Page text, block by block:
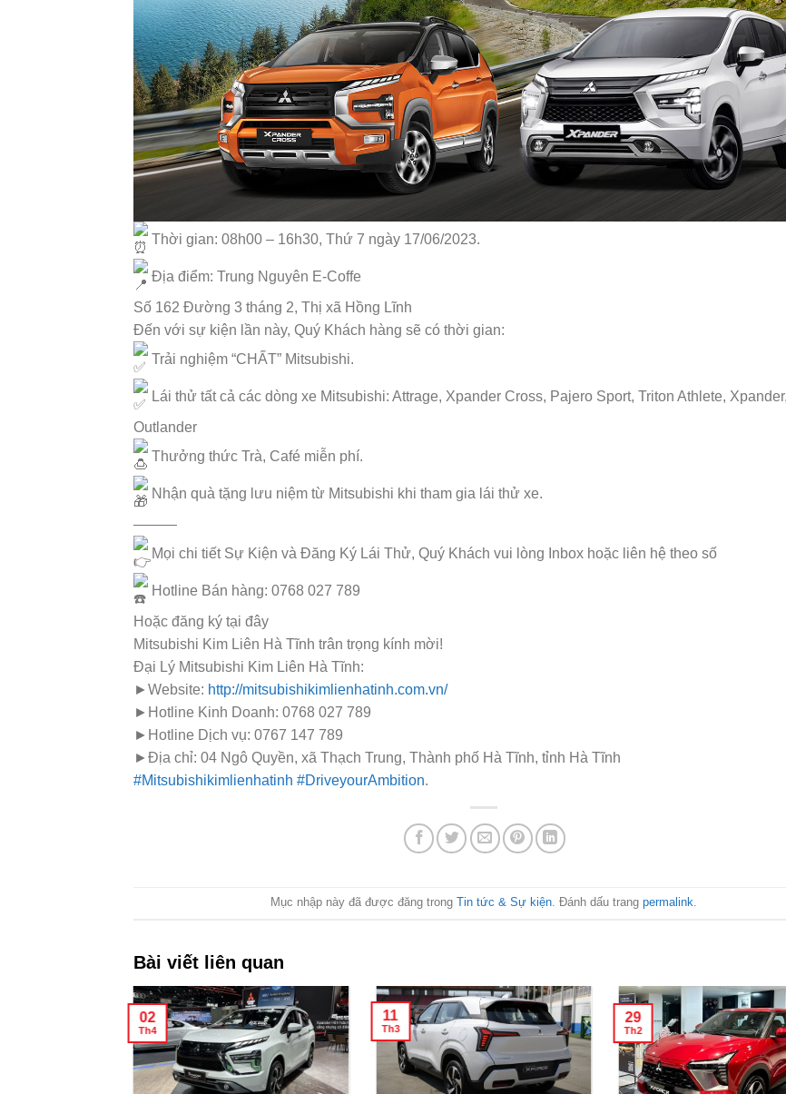
Thời gian: 08h00 – 16h30, Thứ 7 ngày 17/06/2023.
Địa điểm: Trung Nguyên E-Coffe
Số 162 Đường 3 tháng 2, Thị xã Hồng Lĩnh
Đến với sự kiện lần này, Quý Khách hàng sẽ có thời gian:
Trải nghiệm “CHẤT” Mitsubishi.
Lái thử tất cả các dòng xe Mitsubishi: Attrage, Xpander Cross, Pajero Sport, Triton Athlete, Xpander,
Outlander
Thưởng thức Trà, Café miễn phí.
Nhận quà tặng lưu niệm từ Mitsubishi khi tham gia lái thử xe.
———
Mọi chi tiết Sự Kiện và Đăng Ký Lái Thử, Quý Khách vui lòng Inbox hoặc liên hệ theo số
Hotline Bán hàng: 0768 027 789
Hoặc đăng ký tại đây
Mitsubishi Kim Liên Hà Tĩnh trân trọng kính mời!
Đại Lý Mitsubishi Kim Liên Hà Tĩnh:
►Website: http://mitsubishikimlienhatinh.com.vn/
►Hotline Kinh Doanh: 0768 027 789
►Hotline Dịch vụ: 0767 147 789
►Địa chỉ: 04 Ngô Quyền, xã Thạch Trung, Thành phố Hà Tĩnh, tỉnh Hà Tĩnh
#Mitsubishikimlienhatinh #DriveyourAmbition.
Mục nhập này đã được đăng trongTin tức & Sự kiện. Đánh dấu trangpermalink.
Bài viết liên quan
02
Th4
11
Th3
29
Th2